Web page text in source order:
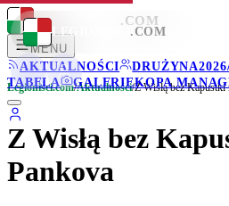
LEGIONISCI .COM
MENU
AKTUALNOŚCI
DRUŻYNA
TABELA
GALERIEKOPA
LEGIONISCI .COM
Legionisci.com/Aktualności/Z Wisłą bez Kapustki
Z Wisłą bez
Pankova